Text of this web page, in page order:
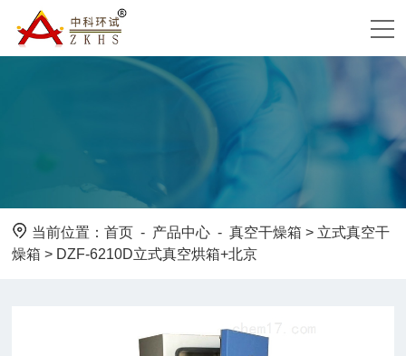
当前位置：首页 - 产品中心 -真空干燥箱 > 立式真空干
燥箱 > DZF-6210D立式真空烘箱+北京